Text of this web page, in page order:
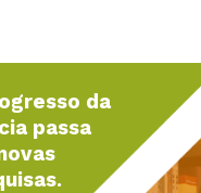
da
passa